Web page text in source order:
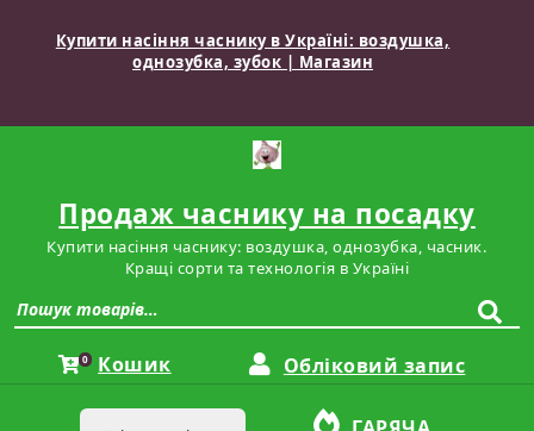
Купити насіння часнику в Україні: воздушка,
однозубка, зубок | Магазин
Продаж часнику на посадку
Купити насіння часнику: воздушка, однозубка, часник.
Кращі сорти та технологія в Україні
Шукати:
0 Кошик Обліковий запис